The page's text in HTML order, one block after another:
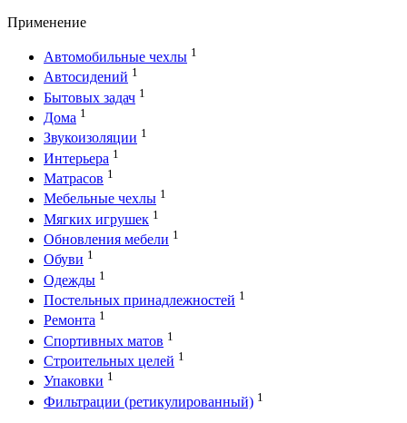
Применение
Автомобильные чехлы 1
Автосидений 1
Бытовых задач 1
Дома 1
Звукоизоляции 1
Интерьера 1
Матрасов 1
Мебельные чехлы 1
Мягких игрушек 1
Обновления мебели 1
Обуви 1
Одежды 1
Постельных принадлежностей 1
Ремонта 1
Спортивных матов 1
Строительных целей 1
Упаковки 1
Фильтрации (ретикулированный) 1